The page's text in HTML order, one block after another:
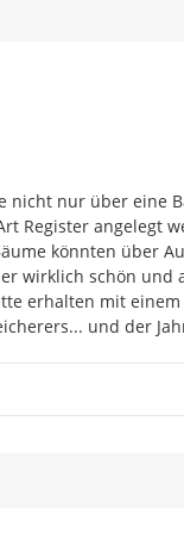
nicht nur über eine
Register angelegt
könnten über
wirklich schön und
erhalten mit
und der